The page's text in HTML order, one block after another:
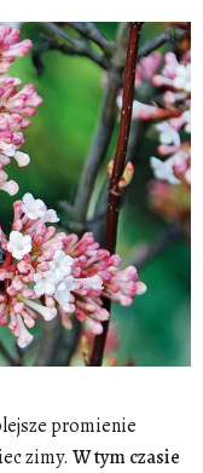
promienie
zimy. W tym czasie